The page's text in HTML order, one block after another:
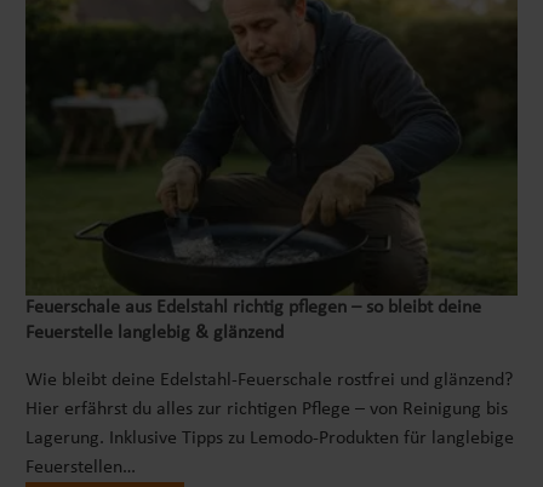
Feuerschale aus Edelstahl richtig pflegen – so bleibt deine
Feuerstelle langlebig & glänzend
Wie bleibt deine Edelstahl-Feuerschale rostfrei und glänzend?
Hier erfährst du alles zur richtigen Pflege – von Reinigung bis
Lagerung. Inklusive Tipps zu Lemodo-Produkten für langlebige
Feuerstellen…